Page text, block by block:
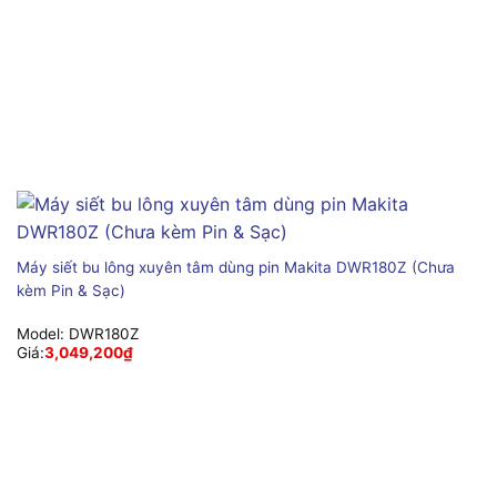
Máy siết bu lông xuyên tâm dùng pin Makita DWR180Z (Chưa
kèm Pin & Sạc)
Model: DWR180Z
Giá:3,049,200₫